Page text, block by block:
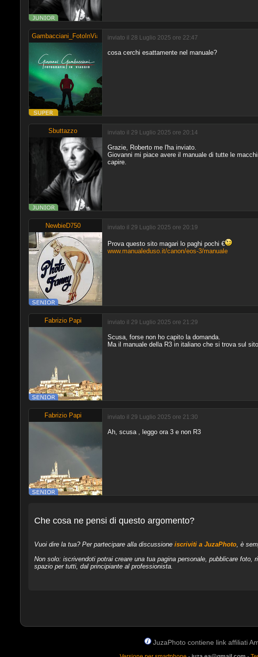
Gambacciani_FotoInViaggioinviato il 28 Luglio 2025 ore 22:47
cosa cerchi esattamente nel manuale?
Sbuttazzo inviato il 29 Luglio 2025 ore 20:14
Grazie, Roberto me l'ha inviato.
Giovanni mi piace avere il manuale di tutte le
capire.
NewbieD750 inviato il 29 Luglio 2025 ore 20:19
Prova questo sito magari lo paghi pochi €
www.manualeduso.it/canon/eos-3/manuale
Fabrizio Papi inviato il 29 Luglio 2025 ore 21:29
Scusa, forse non ho capito la domanda.
Ma il manuale della R3 in italiano che si trova sul
Fabrizio Papi inviato il 29 Luglio 2025 ore 21:30
Ah, scusa , leggo ora 3 e non R3
Che cosa ne pensi di questo argomento?
Vuoi dire la tua? Per partecipare alla discussione iscriviti a JuzaPhoto, è
Non solo: iscrivendoti potrai creare una tua pagina personale, pubblicare
spazio per tutti, dal principiante al professionista.
JuzaPhoto contiene link affiliati